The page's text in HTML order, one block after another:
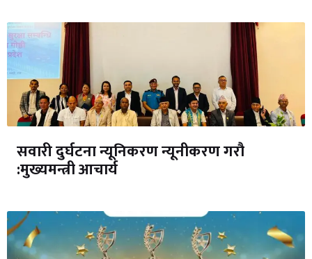
सवारी दुर्घटना न्यूनिकरण न्यूनीकरण गरौ
:मुख्यमन्त्री आचार्य